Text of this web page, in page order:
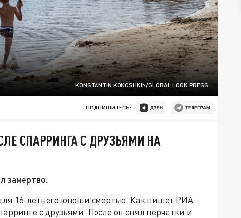
KONSTANTIN KOKOSHKIN/GLOBAL LOOK PRESS
ПОДПИШИТЕСЬ:
СПАРРИНГА С ДРУЗЬЯМИ НА
замертво.
16-летнего юноши смертью. Как пишет РИА
с друзьями. После он снял перчатки и